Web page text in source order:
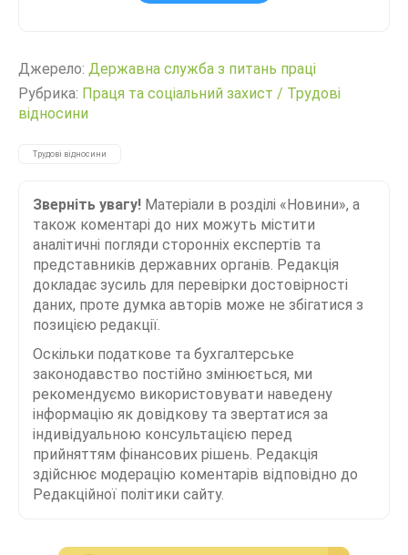
Джерело: Державна служба з питань праці
Рубрика: Праця та соціальний захист / Трудові
відносини
Трудові відносини
Зверніть увагу! Матеріали в розділі «Новини», а
також коментарі до них можуть містити
аналітичні погляди сторонніх експертів та
представників державних органів. Редакція
докладає зусиль для перевірки достовірності
даних, проте думка авторів може не збігатися з
позицією редакції.
Оскільки податкове та бухгалтерське
законодавство постійно змінюється, ми
рекомендуємо використовувати наведену
інформацію як довідкову та звертатися за
індивідуальною консультацією перед
прийняттям фінансових рішень. Редакція
здійснює модерацію коментарів відповідно до
Редакційної політики сайту.